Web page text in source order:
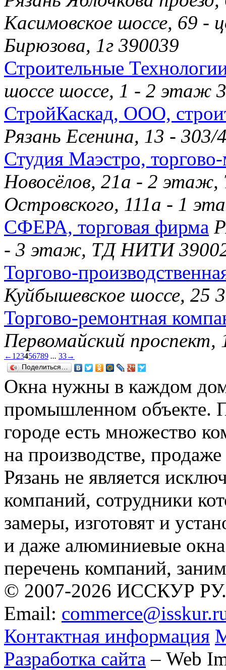
Касимовское шоссе, 69 -
Бирюзова, 1г 390039
Строительные
шоссе шоссе, 1 - 2 этаж
СтройКаскад, ООО,
Рязань Есенина, 13 -
Студия Маэстро,
Новосёлов, 21а - 2 этаж,
Островского, 111а - 1
СФЕРА, торговая фирма
- 3 этаж, ТД НИТИ
Торгово-
Куйбышевское шоссе, 25
Торгово-ремонтная
Первомайский проспект,
← 1 23456789 ... 33→
Поделиться…
Окна нужны в каждом
промышленном объекте.
городе есть множество
на производстве,
Рязань не является
компаний, сотрудники
замеры, изготовят и
и даже алюминиевые
перечень компаний,
© 2007-2026 ИССКУР РУ.
Email:
Контактная информация
Разработка сайта – Web